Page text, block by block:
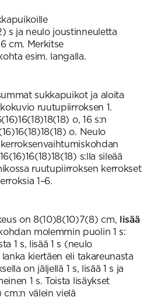
s ja neulo joustinneuletta
cm. Merkitse
esim. langalla.
sukkapuikot ja aloita
ruutupiirroksen 1.
o, 16 s:n
o. Neulo
s:lla sileää
ruutupiirroksen kerrokset
1–6.
on 8(10)8(10)7(8) cm, lisää
molemmin puolin 1 s:
1 s, lisää 1 s (neulo
kiertäen eli takareunasta
on jäljellä 1 s, lisää 1 s ja
1 s. Toista lisäykset
välein vielä